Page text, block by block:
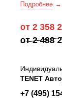
Подробнее
от 2 358
от 2 488
TENET
+7 (495)